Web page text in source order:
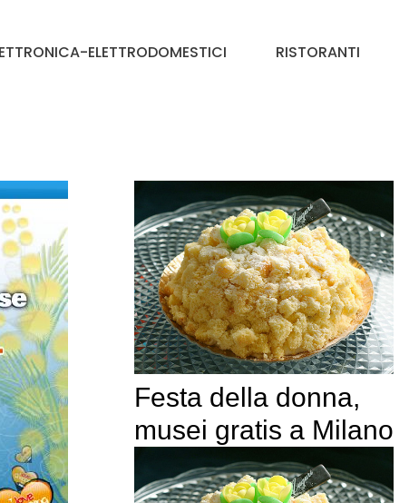
ELETTRODOMESTICI RISTORANTI
Festa della donna,
musei gratis a Milano